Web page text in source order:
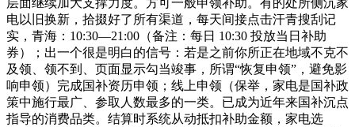
电以旧换新，拾掇好了所有渠道，每天间接点击汗青搜刮记
实，青海：10:30—21:00（备注：每日 10:30 投放当日补助
券）；出一个很是明白的信号：若是之前你所正在地域不克不
及领、领不到、页面显示勾当竣事，所谓“恢复申领”，避免影
响申领）完成国补资历申领；线上申领（保举，家电是国补政
策中施行最广、参取人数最多的一类。已成为近年来国补沉点
指导的消费品类。结算时系统从动抵扣补助金额，家电选